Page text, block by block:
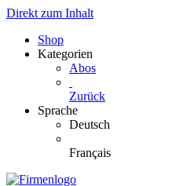
Direkt zum Inhalt
Shop
Kategorien
Abos
Zurück
Sprache
Deutsch
Français